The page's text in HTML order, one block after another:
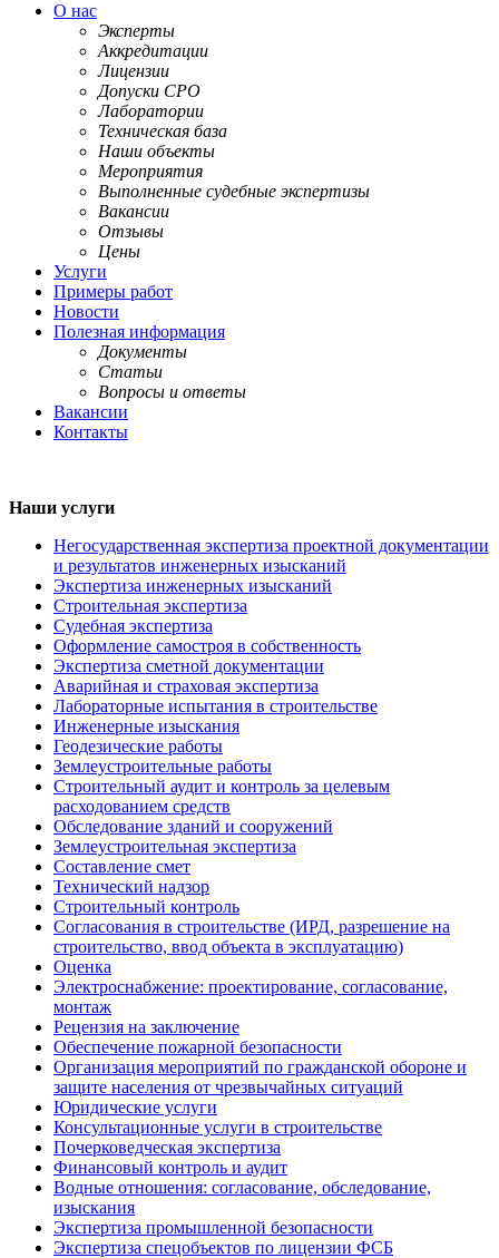
О нас
Эксперты
Аккредитации
Лицензии
Допуски СРО
Лаборатории
Техническая база
Наши объекты
Мероприятия
Выполненные судебные экспертизы
Вакансии
Отзывы
Цены
Услуги
Примеры работ
Новости
Полезная информация
Документы
Статьи
Вопросы и ответы
Вакансии
Контакты
Наши услуги
Негосударственная экспертиза проектной документации
и результатов инженерных изысканий
Экспертиза инженерных изысканий
Строительная экспертиза
Судебная экспертиза
Оформление самостроя в собственность
Экспертиза сметной документации
Аварийная и страховая экспертиза
Лабораторные испытания в строительстве
Инженерные изыскания
Геодезические работы
Землеустроительные работы
Строительный аудит и контроль за целевым
расходованием средств
Обследование зданий и сооружений
Землеустроительная экспертиза
Составление смет
Технический надзор
Строительный контроль
Согласования в строительстве (ИРД, разрешение на
строительство, ввод объекта в эксплуатацию)
Оценка
Электроснабжение: проектирование, согласование,
монтаж
Рецензия на заключение
Обеспечение пожарной безопасности
Организация мероприятий по гражданской обороне и
защите населения от чрезвычайных ситуаций
Юридические услуги
Консультационные услуги в строительстве
Почерковедческая экспертиза
Финансовый контроль и аудит
Водные отношения: согласование, обследование,
изыскания
Экспертиза промышленной безопасности
Экспертиза спецобъектов по лицензии ФСБ